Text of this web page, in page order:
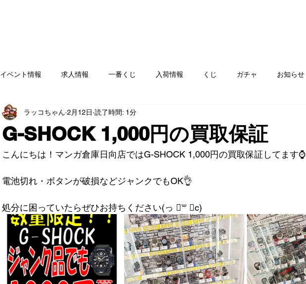
イベント情報 求人情報 一番くじ 入荷情報 くじ ガチャ お知らせ
買取情報 ゲームソフト ゲームハード
楽器 CD/DVD/Blu-ray 服飾品 ぬりえ 青空市 絵本 雑貨、食器
G-SHOCK 1,000円の買取保証
ラッコちゃん 2月12日 読了時間: 1分
こんにちは！マンガ倉庫日向店ではG-SHOCK 1,000円の買取保証してます⌚
電池切れ・ボタンが破損などジャンクでもOK👌
処分に困っていたらぜひお持ちください(っ ॑꒳ ॑c)